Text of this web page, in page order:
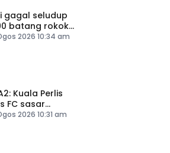
gagal seludup
batang rokok
Kota Bharu
2026 10:34 am
Kuala Perlis
FC sasar
2026 10:31 am